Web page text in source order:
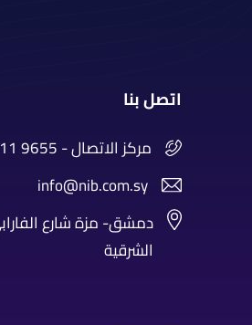
اتصل بنا
00963 11 9655 - مركز الاتصال
info@nib.com.sy
دمشق- مزة شارع
الشرقية